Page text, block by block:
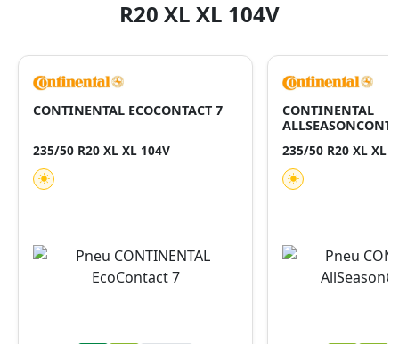
R20 XL XL 104V
CONTINENTAL ECOCONTACT 7
235/50 R20 XL XL 104V
CONTINENTAL
235/50 R20 XL XL